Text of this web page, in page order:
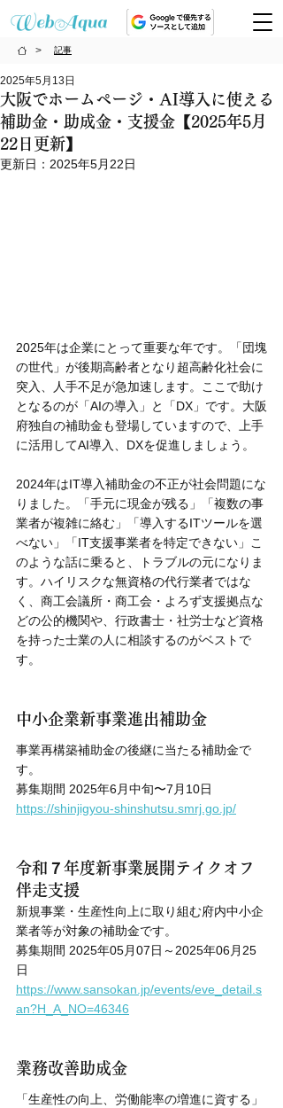
> 記事
大阪でホームページ・AI導入に使える
補助金・助成金・支援金【2025年5月
22日更新】
2025年5月13日
更新日： 2025年5月22日
2025年は企業にとって重要な年です。「団塊
の世代」が後期高齢者となり超高齢化社会に
突入、人手不足が急加速します。ここで助け
となるのが「AIの導入」と「DX」です。大阪
府独自の補助金も登場していますので、上手
に活用してAI導入、DXを促進しましょう。
2024年はIT導入補助金の不正が社会問題にな
りました。「手元に現金が残る」「複数の事
業者が複雑に絡む」「導入するITツールを選
べない」「IT支援事業者を特定できない」こ
のような話に乗ると、トラブルの元になりま
す。ハイリスクな無資格の代行業者ではな
く、商工会議所・商工会・よろず支援拠点な
どの公的機関や、行政書士・社労士など資格
を持った士業の人に相談するのがベストで
す。
中小企業新事業進出補助金
事業再構築補助金の後継に当たる補助金で
す。
募集期間 2025年6月中旬〜7月10日
https://shinjigyou-shinshutsu.smrj.go.jp/
令和７年度新事業展開テイクオフ
伴走支援
新規事業・生産性向上に取り組む府内中小企
業者等が対象の補助金です。
募集期間 2025年05月07日～2025年06月25
日
https://www.sansokan.jp/events/eve_detail.s
an?H_A_NO=46346
業務改善助成金
「生産性の向上、労働能率の増進に資する」